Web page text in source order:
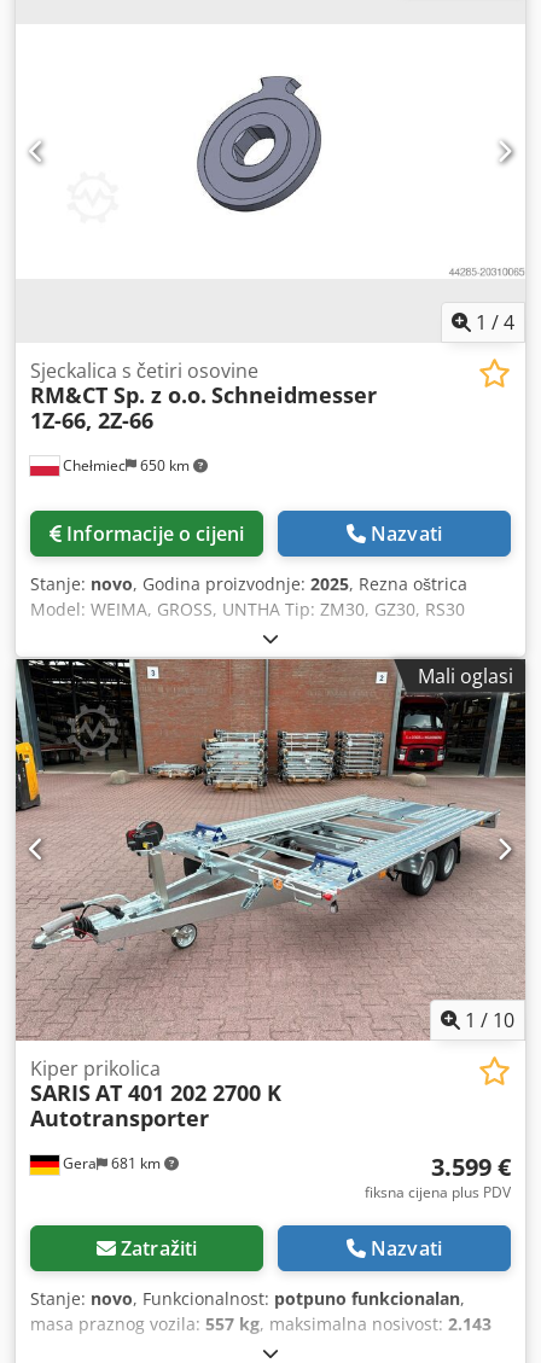
1 /4
Chełmiec 650 km
Sjeckalica s četiri osovine
RM&CT Sp. z o.o. Schneidmesser
1Z-66, 2Z-66
Informacije o cijeni Nazvati
Stanje: novo, Godina proizvodnje: 2025, Rezna oštrica
Model: WEIMA, GROSS, UNTHA Tip: ZM30, GZ30, RS30
Chodpfxsxn Ibve Afnea Godina proizvodnje: 2025 Novo /
odmah spremno za upotrebu 1. 1Z-66 nož 2. 2Z-66 nož
Proizvođač smo zamjenskih noževa i rezervnih dijelova za
drobilice i usitnjavače.
Mali oglasi
1 / 10
Gera 681 km
Kiper prikolica
SARISAT 401 202 2700 K
Autotransporter
3.599 €
fiksna cijena plus PDV
Zatražiti Nazvati
Stanje: novo, Funkcionalnost: potpuno funkcionalan,
masa praznog vozila: 557 kg, maksimalna nosivost: 2.143
, konfiguracija osovina: